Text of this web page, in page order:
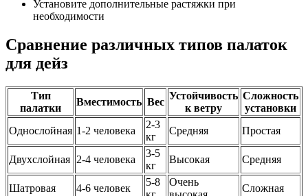
Установите дополнительные растяжки при
необходимости
Сравнение различных типов палаток
для дейз
Тип
палатки
Вместимость Вес
Устойчивость
к ветру
Сложность
установки
Однослойная 1-2 человека
2-3
кг
Средняя Простая
Двухслойная 2-4 человека
3-5
кг
Высокая Средняя
Шатровая 4-6 человек
5-8
Очень
Сложная